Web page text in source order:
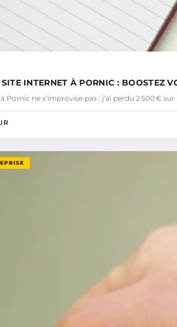
INTERNET À PORNIC : BOOSTEZ
Pornic ne s’improvise pas : j’ai perdu 2 500 €